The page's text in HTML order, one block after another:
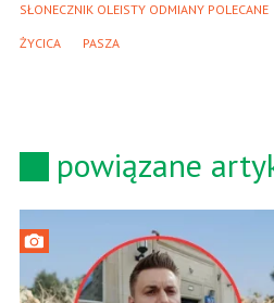
SŁONECZNIK OLEISTY ODMIANY POLECANE
ŻYCICA PASZA
powiązane